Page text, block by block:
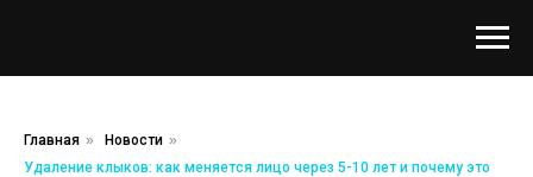
Главная » Новости »
Удаление клыков: как меняется лицо через 5-10 лет и почему это